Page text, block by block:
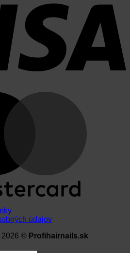
údajov
2026 © Profihairnails.sk